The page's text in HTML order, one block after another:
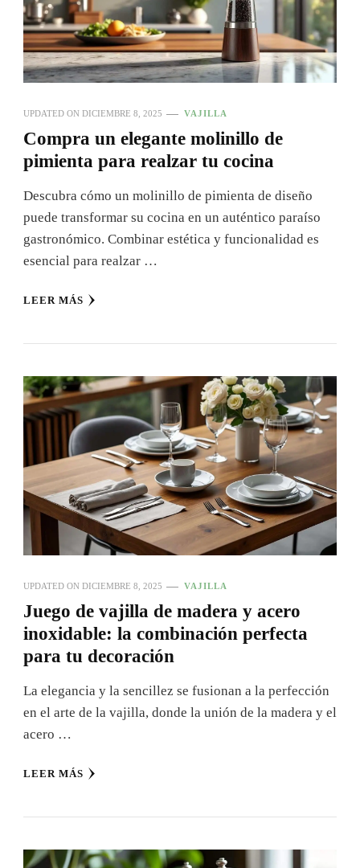
UPDATED ON DICIEMBRE 8, 2025 VAJILLA
Compra un elegante molinillo de
pimienta para realzar tu cocina
Descubra cómo un molinillo de pimienta de diseño
puede transformar su cocina en un auténtico paraíso
gastronómico. Combinar estética y funcionalidad es
esencial para realzar …
LEER MÁS
UPDATED ON DICIEMBRE 8, 2025 VAJILLA
Juego de vajilla de madera y acero
inoxidable: la combinación perfecta
para tu decoración
La elegancia y la sencillez se fusionan a la perfección
en el arte de la vajilla, donde la unión de la madera y el
acero …
LEER MÁS